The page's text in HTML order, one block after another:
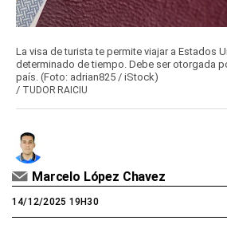
La visa de turista te permite viajar a Estados
determinado de tiempo. Debe ser otorgada
país. (Foto: adrian825 / iStock)
/ TUDOR RAICIU
Marcelo López Chavez
14/12/2025 19H30